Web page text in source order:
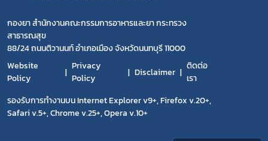
กองยา สำนักงานคณะกรรมการอาหารและยา กระทรวง
สาธารณสุข
88/24 ถนนติวานนท์ อำเภอเมือง จังหวัดนนทบุรี 11000
Website
Policy
Privacy
Policy
Disclaimer
ติดต่อ
เรา
รองรับการทำงานบน Internet Explorer v9+, Firefox v.20+,
Safari v.5+, Chrome v.25+, Opera v.10+